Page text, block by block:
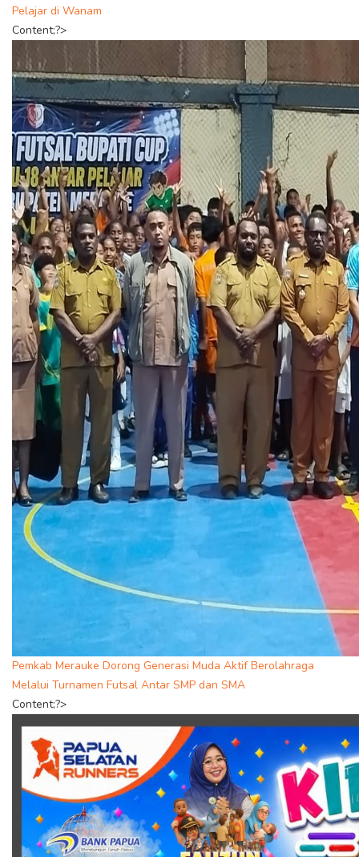
Pelajar di Wanam
Content;?>
Pemkab Merauke Dorong Generasi Muda Aktif Berolahraga
Melalui Turnamen Futsal Antar SMP dan SMA
Content;?>